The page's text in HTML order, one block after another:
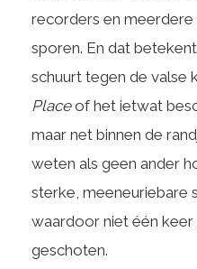
recorders en
sporen. En dat
schuurt tegen de valse
Placeof het ietwat
maar net binnen de
weten als geen ander
sterke, meeneuriebare
waardoor niet één
geschoten.